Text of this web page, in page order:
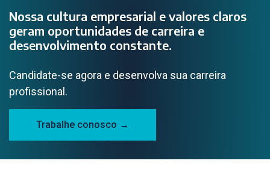
Nossa cultura empresarial e valores claros
geram oportunidades de carreira e
desenvolvimento constante.
Candidate-se agora e desenvolva sua carreira
profissional.
Trabalhe conosco →